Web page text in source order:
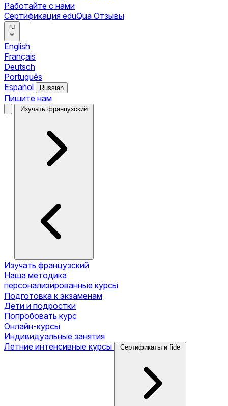
Работайте с нами
Сертификация eduQua Отзывы
ru
English
Français
Deutsch
Português
Español
Russian
Пишите нам
Изучать французский
Изучать французский
Наша методика
персонализированные курсы
Подготовка к экзаменам
Дети и подростки
Попробовать курс
Онлайн-курсы
Индивидуальные занятия
Летние интенсивные курсы
Сертификаты и fide